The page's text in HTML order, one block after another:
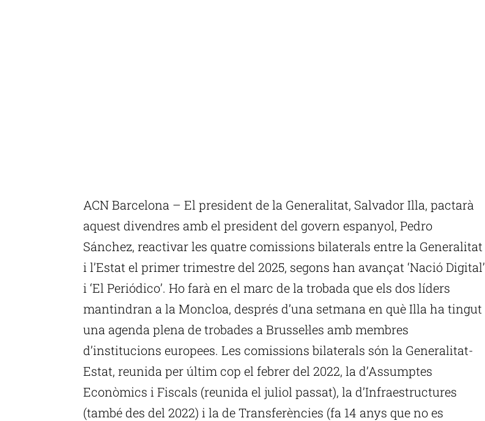
ACN Barcelona – El president de la Generalitat, Salvador Illa, pactarà
aquest divendres amb el president del govern espanyol, Pedro
Sánchez, reactivar les quatre comissions bilaterals entre la Generalitat
i l’Estat el primer trimestre del 2025, segons han avançat ‘Nació Digital’
i ‘El Periódico’. Ho farà en el marc de la trobada que els dos líders
mantindran a la Moncloa, després d’una setmana en què Illa ha tingut
una agenda plena de trobades a Brussel·les amb membres
d’institucions europees. Les comissions bilaterals són la Generalitat-
Estat, reunida per últim cop el febrer del 2022, la d’Assumptes
Econòmics i Fiscals (reunida el juliol passat), la d’Infraestructures
(també des del 2022) i la de Transferències (fa 14 anys que no es